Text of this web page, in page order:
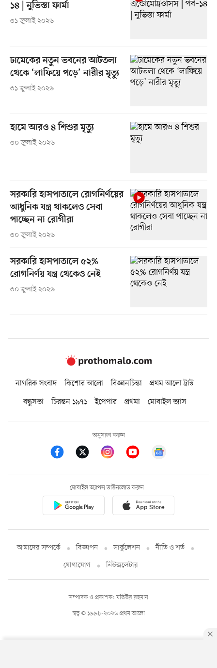
১৪ | নুভিস্তা ফার্মা
৩১ জুলাই ২০২৬
ঢামেকের নতুন ভবনের আটতলা
থেকে ‘লাফিয়ে পড়ে’ নারীর মৃত্যু
৩১ জুলাই ২০২৬
হামে আরও ৪ শিশুর মৃত্যু
৩০ জুলাই ২০২৬
সরকারি হাসপাতালে রোগনির্ণয়ের
আধুনিক যন্ত্র থাকলেও সেবা
পাচ্ছেন না রোগীরা
৩০ জুলাই ২০২৬
সরকারি হাসপাতালে ৫২%
রোগনির্ণয় যন্ত্র থেকেও নেই
৩০ জুলাই ২০২৬
নাগরিক সংবাদ কিশোর আলো বিজ্ঞানচিন্তা
প্রথম আলো ট্রাস্ট
বন্ধুসভা
চিরন্তন ১৯৭১ ইপেপার প্রথমা মোবাইল ভ্যাস
অনুসরণ করুন
মোবাইল অ্যাপস ডাউনলোড করুন
আমাদের সম্পর্কে বিজ্ঞাপন সার্কুলেশন
নীতি ও শর্ত
যোগাযোগ
নিউজলেটার
স্বত্ব © ১৯৯৮-২০২৬ প্রথম আলো
সম্পাদক ও প্রকাশক: মতিউর রহমান